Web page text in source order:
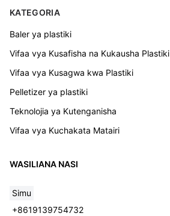
KATEGORIA
Baler ya plastiki
Vifaa vya Kusafisha na Kukausha Plastiki
Vifaa vya Kusagwa kwa Plastiki
Pelletizer ya plastiki
Teknolojia ya Kutenganisha
Vifaa vya Kuchakata Matairi
WASILIANA NASI
Simu
+8619139754732